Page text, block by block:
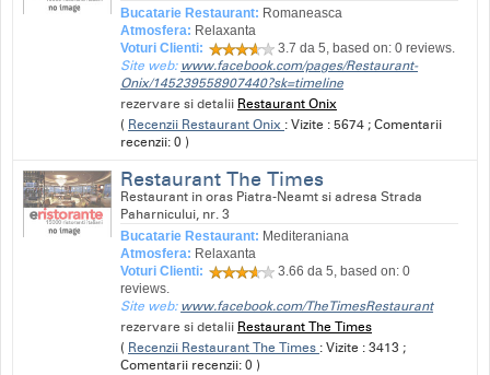
Bucatarie Restaurant: Romaneasca
Atmosfera: Relaxanta
Voturi Clienti:
3.7 da 5, based on:0 reviews.
Site web: www.facebook.com/pages/Restaurant-
Onix/145239558907440?sk=timeline
rezervare si detalii Restaurant Onix
( Recenzii Restaurant Onix : Vizite : 5674 ; Comentarii
recenzii: 0 )
Restaurant The Times
Restaurant in oras Piatra-Neamt si adresa Strada
Paharnicului, nr. 3
Bucatarie Restaurant: Mediteraniana
Atmosfera: Relaxanta
Voturi Clienti:
3.66 da 5, based on:0
reviews.
Site web: www.facebook.com/TheTimesRestaurant
rezervare si detalii Restaurant The Times
( Recenzii Restaurant The Times : Vizite : 3413 ;
Comentarii recenzii: 0 )